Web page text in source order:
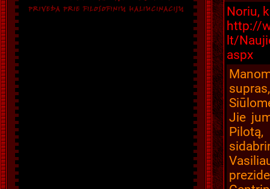
Noriu,
lt/
aspx
Jie